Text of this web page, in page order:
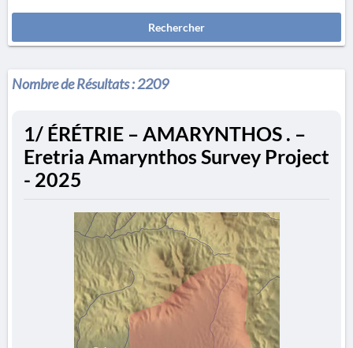
Rechercher
Nombre de Résultats :2209
1/ ÉRÉTRIE – AMARYNTHOS . –
Eretria Amarynthos Survey Project
- 2025